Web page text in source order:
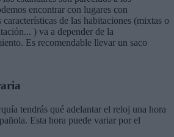
encontrar con lugares con
de las habitaciones (mixtas o
) va a depender de la
Es recomendable llevar un saco
tendrás qué adelantar el reloj una hora
Esta hora puede variar por el